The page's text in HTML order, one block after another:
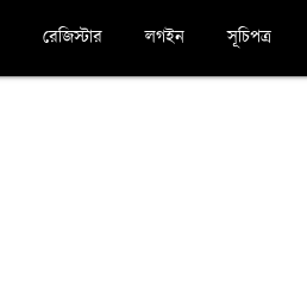
সূচিপত্র
লগইন
রেজিস্টার